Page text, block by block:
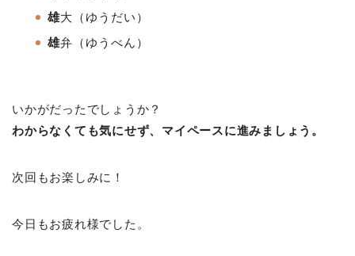
雄大 （ゆうだい ）
雄弁 （ゆうべん）
いかがだったでしょうか？
わからなくても気にせず、マイペースに進みましょう。
次回もお楽しみに！
今日もお疲れ様でした。